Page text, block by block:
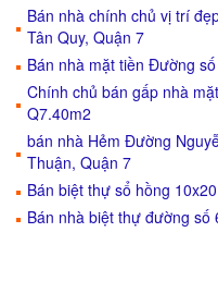
Bán nhà chính chủ vị trí
Tân Quy, Quận 7
Bán nhà mặt tiền Đường
Chính chủ bán gấp nhà
Q7.40m2
bán nhà Hẻm Đường
Thuận, Quận 7
Bán biệt thự sổ hồng
Bán nhà biệt thự đường số